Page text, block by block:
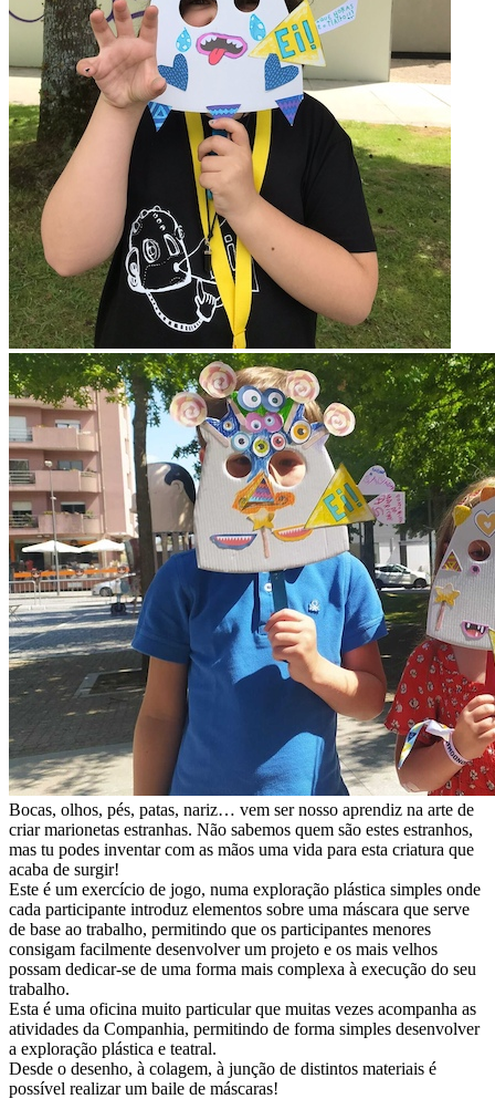
Bocas, olhos, pés, patas, nariz… vem ser nosso aprendiz na arte de
criar marionetas estranhas. Não sabemos quem são estes estranhos,
mas tu podes inventar com as mãos uma vida para esta criatura que
acaba de surgir!
Este é um exercício de jogo, numa exploração plástica simples onde
cada participante introduz elementos sobre uma máscara que serve
de base ao trabalho, permitindo que os participantes menores
consigam facilmente desenvolver um projeto e os mais velhos
possam dedicar-se de uma forma mais complexa à execução do seu
trabalho.
Esta é uma oficina muito particular que muitas vezes acompanha as
atividades da Companhia, permitindo de forma simples desenvolver
a exploração plástica e teatral.
Desde o desenho, à colagem, à junção de distintos materiais é
possível realizar um baile de máscaras!